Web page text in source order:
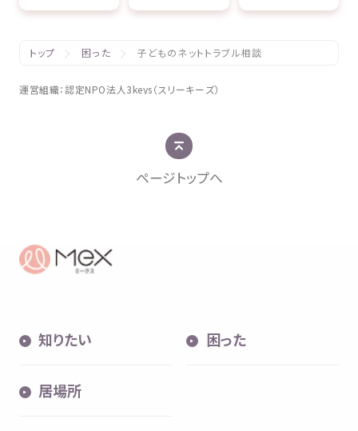
トップ 困った 子どものネットトラブル相談
運営組織：認定NPO法人 3keys（スリーキーズ）
ページトップへ
知りたい 困った
居場所